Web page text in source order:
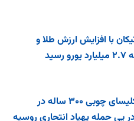
با افزایش ارزش طلا و
تخریب کلیسای چوبی ۳۰۰ ساله در
پی حمله پهپاد انتحاری روسیه